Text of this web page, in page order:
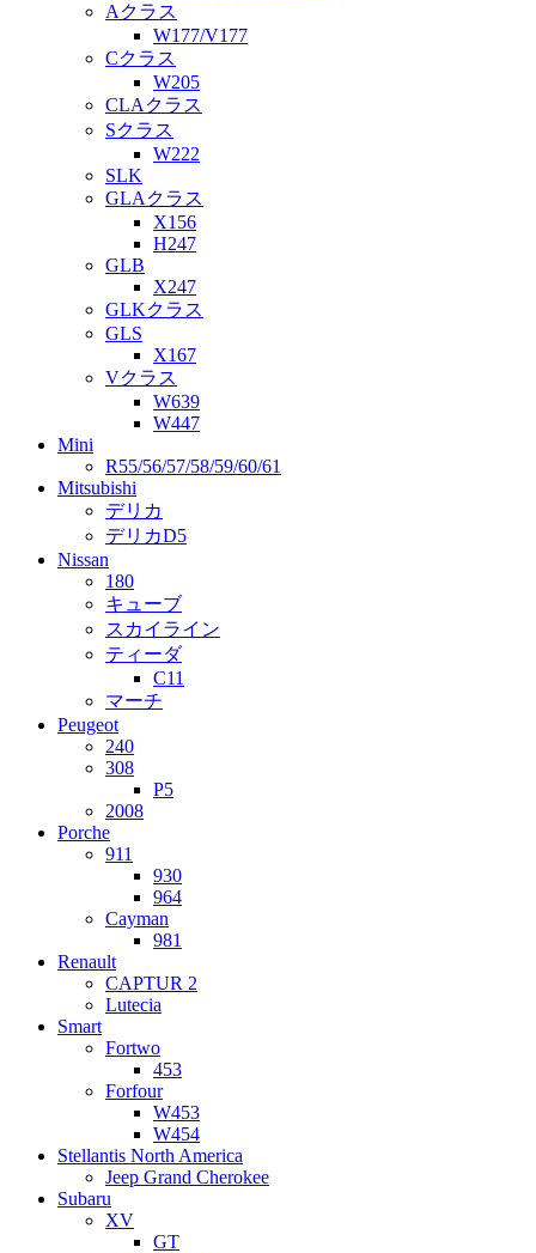
Aクラス
W177/V177
Cクラス
W205
CLAクラス
Sクラス
W222
SLK
GLAクラス
X156
H247
GLB
X247
GLKクラス
GLS
X167
Vクラス
W639
W447
Mini
R55/56/57/58/59/60/61
Mitsubishi
デリカ
デリカD5
Nissan
180
キューブ
スカイライン
ティーダ
C11
マーチ
Peugeot
240
308
P5
2008
Porche
911
930
964
Cayman
981
Renault
CAPTUR 2
Lutecia
Smart
Fortwo
453
Forfour
W453
W454
Stellantis North America
Jeep Grand Cherokee
Subaru
XV
GT